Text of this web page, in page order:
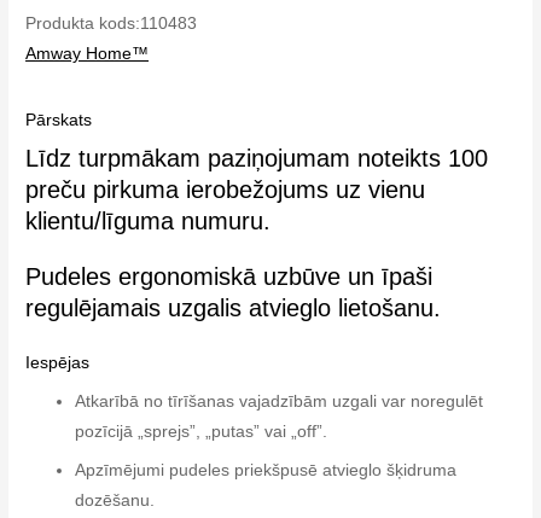
Produkta kods:110483
Amway Home™
Pārskats
Līdz turpmākam paziņojumam noteikts 100
preču pirkuma ierobežojums uz vienu
klientu/līguma numuru.
Pudeles ergonomiskā uzbūve un īpaši
regulējamais uzgalis atvieglo lietošanu.
Iespējas
Atkarībā no tīrīšanas vajadzībām uzgali var noregulēt
pozīcijā „sprejs”, „putas” vai „off”.
Apzīmējumi pudeles priekšpusē atvieglo šķidruma
dozēšanu.